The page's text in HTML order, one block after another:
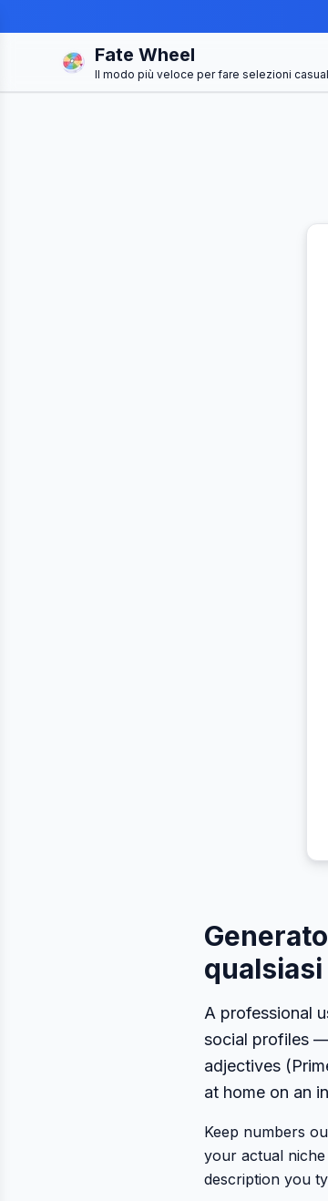
Fate Wheel
Il modo più veloce per fare selezioni
A professional
social profiles
adjectives
at home on an
Keep numbers
your actual
description you